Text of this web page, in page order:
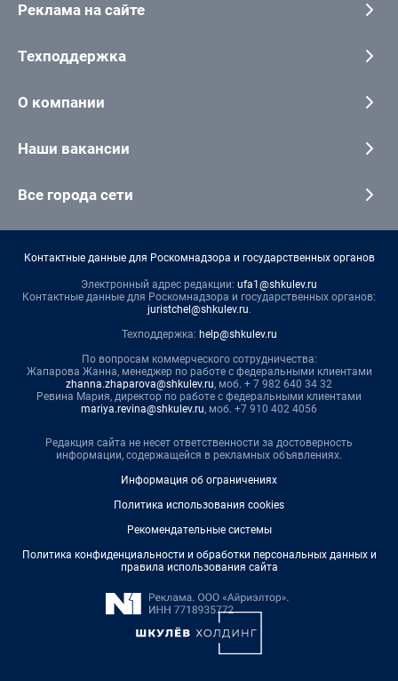
Реклама на сайте
Техподдержка
О компании
Наши вакансии
Все города сети
Контактные данные для Роскомнадзора и государственных органов
Электронный адрес редакции: ufa1@shkulev.ru
Контактные данные для Роскомнадзора и государственных органов:
juristchel@shkulev.ru.
Техподдержка: help@shkulev.ru
По вопросам коммерческого сотрудничества:
Жапарова Жанна, менеджер по работе с федеральными клиентами
zhanna.zhaparova@shkulev.ru, моб. + 7 982 640 34 32
Ревина Мария, директор по работе с федеральными клиентами
mariya.revina@shkulev.ru, моб. +7 910 402 4056
Редакция сайта не несет ответственности за достоверность
информации, содержащейся в рекламных объявлениях.
Информация об ограничениях
Политика использования cookies
Рекомендательные системы
Политика конфиденциальности и обработки персональных данных и
правила использования сайта